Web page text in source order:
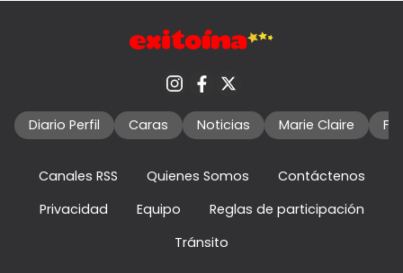
Diario Perfil Caras Noticias Marie Claire
Canales RSS Quienes Somos
Contáctenos
Privacidad
Equipo
Reglas de participación
Tránsito